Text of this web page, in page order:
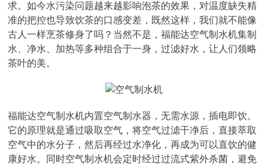
求。如今水污染问题越来越影响泡茶的效果，对温度缺失精
准的把控也导致饮茶的口感变差，既然这样，我们就不能像
古人一样烹茶修身了吗？当然不是，福能达空气制水机集制
水、净水、加热等多种组合于一身，过滤好水，让人们领略
茶叶的美。
福能达空气制水机内置空气制水器，无需水源，插电即饮。
它的原理就是通过吸取空气，将空气过滤干净后，直接萃取
空气中的水分子，然后再经过水净化，再成为可以直饮的健
康好水。同时空气制水机会定时经过过流式紫外杀菌，避免